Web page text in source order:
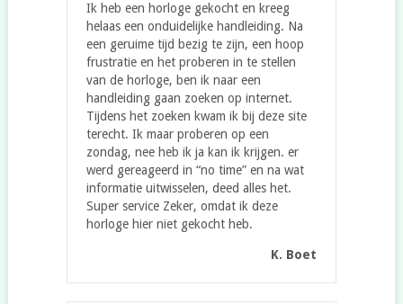
Ik heb een horloge gekocht en kreeg
helaas een onduidelijke handleiding. Na
een geruime tijd bezig te zijn, een hoop
frustratie en het proberen in te stellen
van de horloge, ben ik naar een
handleiding gaan zoeken op internet.
Tijdens het zoeken kwam ik bij deze site
terecht. Ik maar proberen op een
zondag, nee heb ik ja kan ik krijgen. er
werd gereageerd in “no time” en na wat
informatie uitwisselen, deed alles het.
Super service Zeker, omdat ik deze
horloge hier niet gekocht heb.
K. Boet